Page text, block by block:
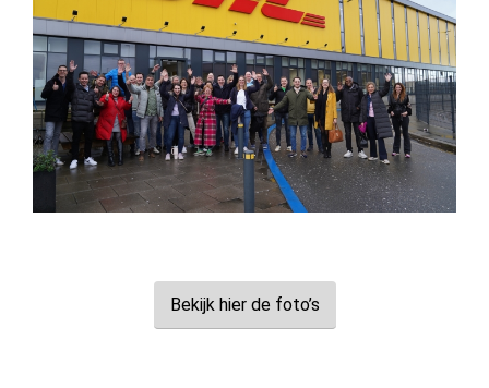
Bekijk hier de foto’s